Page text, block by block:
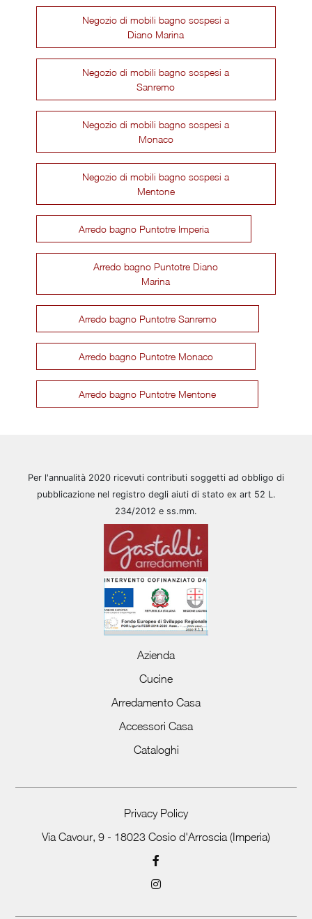
Negozio di mobili bagno sospesi a
Diano Marina
Negozio di mobili bagno sospesi a
Sanremo
Negozio di mobili bagno sospesi a
Monaco
Negozio di mobili bagno sospesi a
Mentone
Arredo bagno Puntotre Imperia
Arredo bagno Puntotre Diano
Marina
Arredo bagno Puntotre Sanremo
Arredo bagno Puntotre Monaco
Arredo bagno Puntotre Mentone
Per l'annualità 2020 ricevuti contributi soggetti ad obbligo di
pubblicazione nel registro degli aiuti di stato ex art 52 L.
234/2012 e ss.mm.
Azienda
Cucine
Arredamento Casa
Accessori Casa
Cataloghi
Privacy Policy
Via Cavour, 9 - 18023 Cosio d'Arroscia (Imperia)